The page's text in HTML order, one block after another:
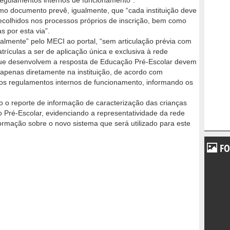
documento prevê, igualmente, que “cada instituição deve
nos processos próprios de inscrição, bem como
por esta via”.
pelo MECI ao portal, “sem articulação prévia com
a ser de aplicação única e exclusiva à rede
desenvolvem a resposta de Educação Pré-Escolar devem
diretamente na instituição, de acordo com
regulamentos internos de funcionamento, informando os
o reporte de informação de caracterização das crianças
Escolar, evidenciando a representatividade da rede
sobre o novo sistema que será utilizado para este